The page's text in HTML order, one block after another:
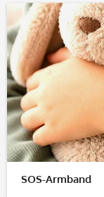
SOS-Armband